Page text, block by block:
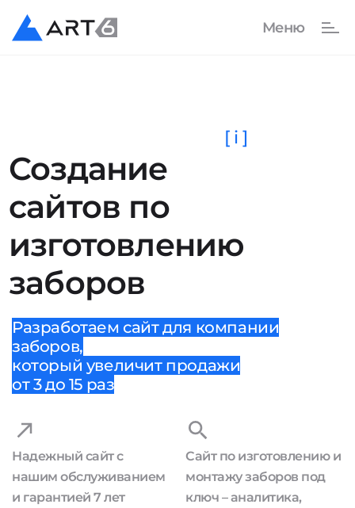
Создание
сайтов по
изготовлению
заборов
[ i ]
Разработаем сайт для компании
заборов,
который увеличит продажи
от 3 до 15 раз
Надежный сайт с
нашим обслуживанием
и гарантией 7 лет
Сайт по изготовлению и
монтажу заборов под
ключ – аналитика,